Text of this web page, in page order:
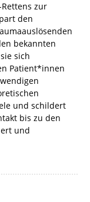
zur
den
bekannten
sich
Patient*innen
und schildert
bis zu den
und